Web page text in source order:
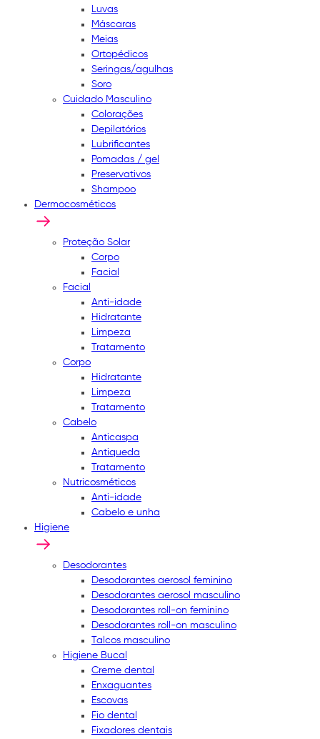
Luvas
Máscaras
Meias
Ortopédicos
Seringas/agulhas
Soro
Cuidado Masculino
Colorações
Depilatórios
Lubrificantes
Pomadas / gel
Preservativos
Shampoo
Dermocosméticos
Proteção Solar
Corpo
Facial
Facial
Anti-idade
Hidratante
Limpeza
Tratamento
Corpo
Hidratante
Limpeza
Tratamento
Cabelo
Anticaspa
Antiqueda
Tratamento
Nutricosméticos
Anti-idade
Cabelo e unha
Higiene
Desodorantes
Desodorantes aerosol feminino
Desodorantes aerosol masculino
Desodorantes roll-on feminino
Desodorantes roll-on masculino
Talcos masculino
Higiene Bucal
Creme dental
Enxaguantes
Escovas
Fio dental
Fixadores dentais